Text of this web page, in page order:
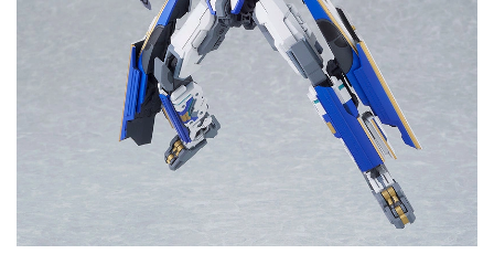
ベーシックセット・車両レールセット レールと情景
京急電鉄 京成電鉄グループ
国鉄 大阪メトロ 富士急行
新幹線 東京都交通局
東武鉄道 比叡電車
蒸気機関車 西武鉄道 近鉄